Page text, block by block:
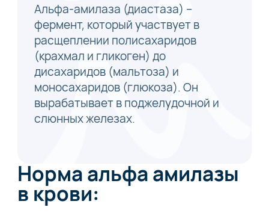
Альфа-амилаза (диастаза) –
фермент, который участвует в
расщеплении полисахаридов
(крахмал и гликоген) до
дисахаридов (мальтоза) и
моносахаридов (глюкоза). Он
вырабатывает в поджелудочной и
слюнных железах.
Норма альфа амилазы
в крови: